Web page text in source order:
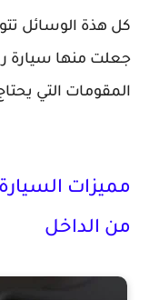
جعلت منها سيارة
المقومات التي
من الداخل